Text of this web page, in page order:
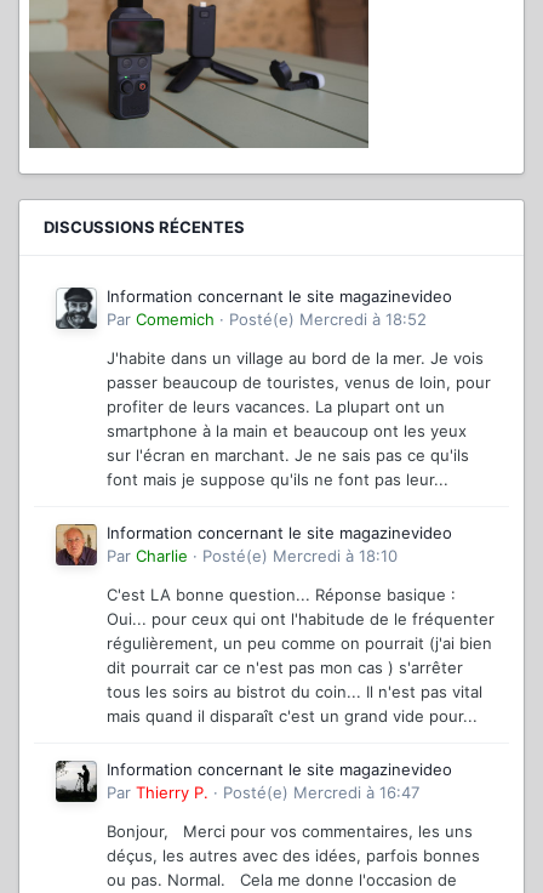
DISCUSSIONS RÉCENTES
Information concernant le site magazinevideo
Par Comemich · Posté(e) Mercredi à 18:52
J'habite dans un village au bord de la mer. Je vois
passer beaucoup de touristes, venus de loin, pour
profiter de leurs vacances. La plupart ont un
smartphone à la main et beaucoup ont les yeux
sur l'écran en marchant. Je ne sais pas ce qu'ils
font mais je suppose qu'ils ne font pas leur...
Information concernant le site magazinevideo
Par Charlie · Posté(e) Mercredi à 18:10
C'est LA bonne question... Réponse basique :
Oui... pour ceux qui ont l'habitude de le fréquenter
régulièrement, un peu comme on pourrait (j'ai bien
dit pourrait car ce n'est pas mon cas ) s'arrêter
tous les soirs au bistrot du coin... Il n'est pas vital
mais quand il disparaît c'est un grand vide pour...
Information concernant le site magazinevideo
Par Thierry P. · Posté(e) Mercredi à 16:47
Bonjour, Merci pour vos commentaires, les uns
déçus, les autres avec des idées, parfois bonnes
ou pas. Normal. Cela me donne l'occasion de